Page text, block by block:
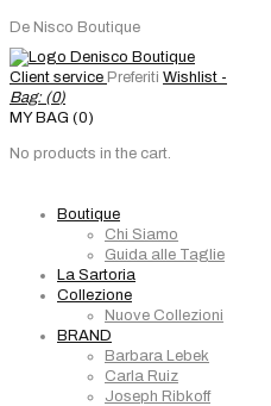
De Nisco Boutique
Client service Preferiti Wishlist -
Bag: (0)
MY BAG (0)
No products in the cart.
Boutique
Chi Siamo
Guida alle Taglie
La Sartoria
Collezione
Nuove Collezioni
BRAND
Barbara Lebek
Carla Ruiz
Joseph Ribkoff